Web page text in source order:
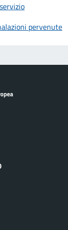
pervenute